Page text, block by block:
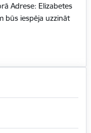
Adrese: Elizabetes
būs iespēja uzzināt